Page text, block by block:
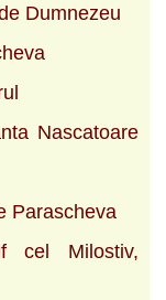
Dumnezeu
Nascatoare
Parascheva
cel Milostiv,